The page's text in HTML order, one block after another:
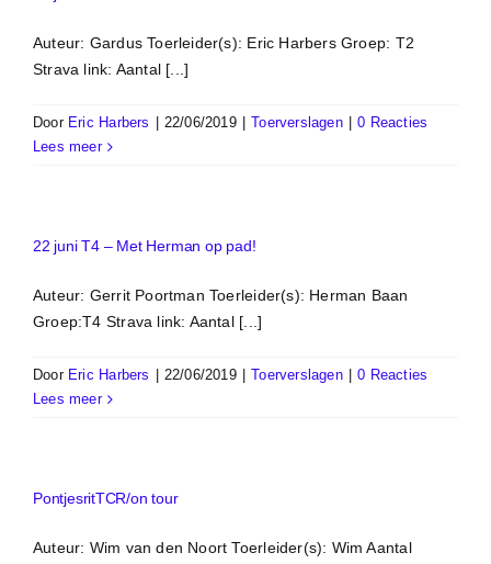
Auteur: Gardus Toerleider(s): Eric Harbers Groep: T2
Strava link: Aantal [...]
Door Eric Harbers 22/06/2019 Toerverslagen
0 Reacties
Lees meer
22 juni T4 – Met Herman op pad!
Auteur: Gerrit Poortman Toerleider(s): Herman Baan
Groep:T4 Strava link: Aantal [...]
Door Eric Harbers 22/06/2019 Toerverslagen
0 Reacties
Lees meer
PontjesritTCR/on tour
Auteur: Wim van den Noort Toerleider(s): Wim Aantal